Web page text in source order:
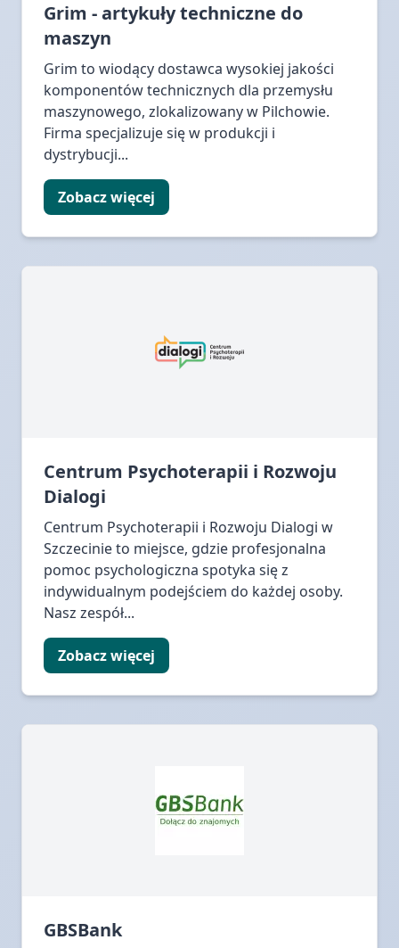
Grim - artykuły techniczne do
maszyn
Grim to wiodący dostawca wysokiej jakości
komponentów technicznych dla przemysłu
maszynowego, zlokalizowany w Pilchowie.
Firma specjalizuje się w produkcji i
dystrybucji...
Zobacz więcej
Centrum Psychoterapii i Rozwoju
Dialogi
Centrum Psychoterapii i Rozwoju Dialogi w
Szczecinie to miejsce, gdzie profesjonalna
pomoc psychologiczna spotyka się z
indywidualnym podejściem do każdej osoby.
Nasz zespół...
Zobacz więcej
GBSBank